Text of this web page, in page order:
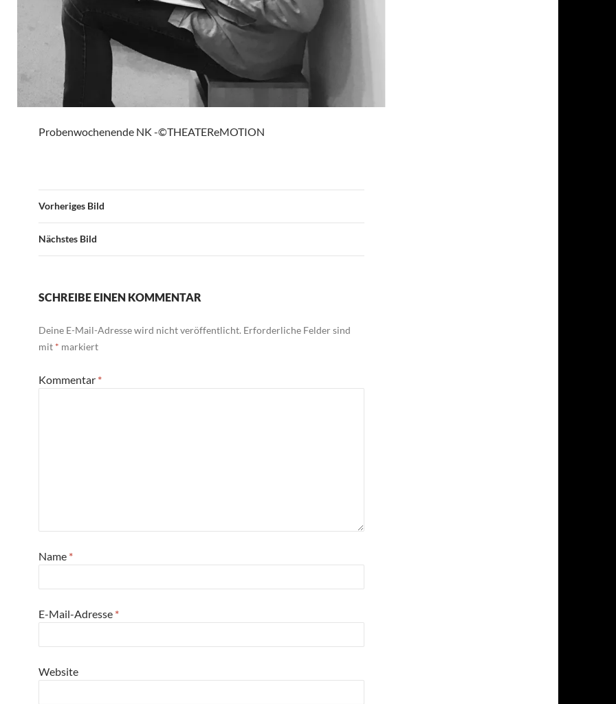
Probenwochenende NK -©THEATEReMOTION
Vorheriges Bild
Nächstes Bild
SCHREIBE EINEN KOMMENTAR
Deine E-Mail-Adresse wird nicht veröffentlicht. Erforderliche Felder sind
mit * markiert
Kommentar *
Name *
E-Mail-Adresse *
Website